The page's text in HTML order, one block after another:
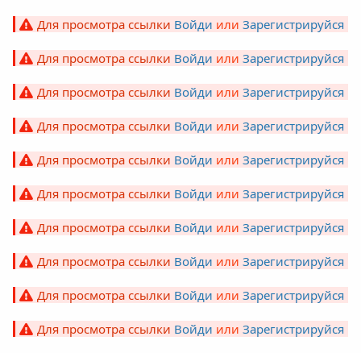
Для просмотра ссылки Войди или Зарегистрируйся
Для просмотра ссылки Войди или Зарегистрируйся
Для просмотра ссылки Войди или Зарегистрируйся
Для просмотра ссылки Войди или Зарегистрируйся
Для просмотра ссылки Войди или Зарегистрируйся
Для просмотра ссылки Войди или Зарегистрируйся
Для просмотра ссылки Войди или Зарегистрируйся
Для просмотра ссылки Войди или Зарегистрируйся
Для просмотра ссылки Войди или Зарегистрируйся
Для просмотра ссылки Войди или Зарегистрируйся